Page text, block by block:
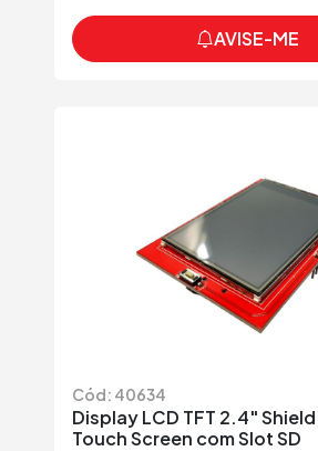
AVISE-ME
Cód: 40634
Display LCD TFT 2.4"
Touch Screen com Slot SD